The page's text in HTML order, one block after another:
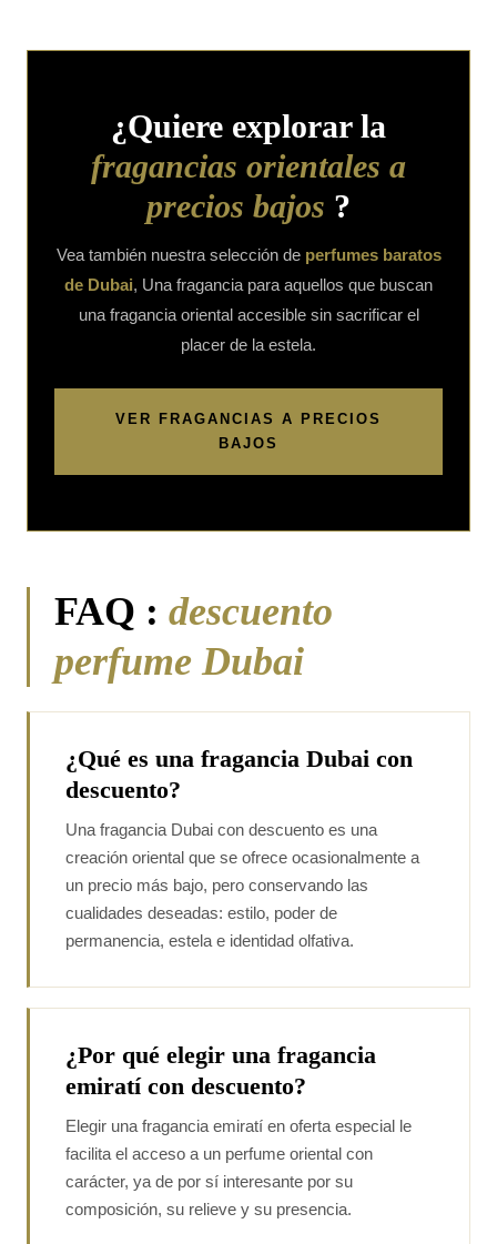
¿Quiere explorar la
fragancias orientales a
precios bajos ?
Vea también nuestra selección de perfumes baratos
de Dubai, Una fragancia para aquellos que buscan
una fragancia oriental accesible sin sacrificar el
placer de la estela.
VER FRAGANCIAS A PRECIOS
BAJOS
FAQ : descuento
perfume Dubai
¿Qué es una fragancia Dubai con
descuento?
Una fragancia Dubai con descuento es una
creación oriental que se ofrece ocasionalmente a
un precio más bajo, pero conservando las
cualidades deseadas: estilo, poder de
permanencia, estela e identidad olfativa.
¿Por qué elegir una fragancia
emiratí con descuento?
Elegir una fragancia emiratí en oferta especial le
facilita el acceso a un perfume oriental con
carácter, ya de por sí interesante por su
composición, su relieve y su presencia.